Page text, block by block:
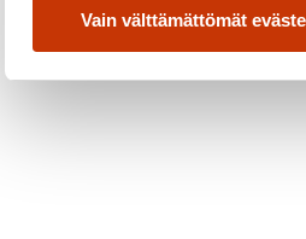
Vain välttämättömät